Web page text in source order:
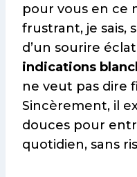
pour vous en ce
frustrant, je sais,
d’un sourire
indications
ne veut pas dire
Sincèrement, il
douces pour
quotidien, sans